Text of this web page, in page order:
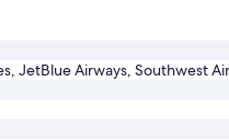
JetBlue Airways, Southwest